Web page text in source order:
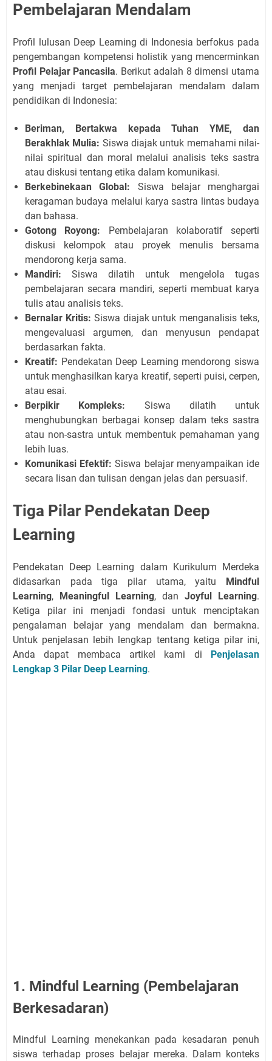
Pembelajaran Mendalam
Profil lulusan Deep Learning di Indonesia berfokus pada
pengembangan kompetensi holistik yang mencerminkan
Profil Pelajar Pancasila. Berikut adalah 8 dimensi utama
yang menjadi target pembelajaran mendalam dalam
pendidikan di Indonesia:
Beriman, Bertakwa kepada Tuhan YME, dan
Berakhlak Mulia: Siswa diajak untuk memahami nilai-
nilai spiritual dan moral melalui analisis teks sastra
atau diskusi tentang etika dalam komunikasi.
Berkebinekaan Global: Siswa belajar menghargai
keragaman budaya melalui karya sastra lintas budaya
dan bahasa.
Gotong Royong: Pembelajaran kolaboratif seperti
diskusi kelompok atau proyek menulis bersama
mendorong kerja sama.
Mandiri: Siswa dilatih untuk mengelola tugas
pembelajaran secara mandiri, seperti membuat karya
tulis atau analisis teks.
Bernalar Kritis: Siswa diajak untuk menganalisis teks,
mengevaluasi argumen, dan menyusun pendapat
berdasarkan fakta.
Kreatif: Pendekatan Deep Learning mendorong siswa
untuk menghasilkan karya kreatif, seperti puisi, cerpen,
atau esai.
Berpikir Kompleks: Siswa dilatih untuk
menghubungkan berbagai konsep dalam teks sastra
atau non-sastra untuk membentuk pemahaman yang
lebih luas.
Komunikasi Efektif: Siswa belajar menyampaikan ide
secara lisan dan tulisan dengan jelas dan persuasif.
Tiga Pilar Pendekatan Deep
Learning
Pendekatan Deep Learning dalam Kurikulum Merdeka
didasarkan pada tiga pilar utama, yaitu
Mindful
Learning, Meaningful Learning, dan Joyful Learning.
Ketiga pilar ini menjadi fondasi untuk menciptakan
pengalaman belajar yang mendalam dan bermakna.
Untuk penjelasan lebih lengkap tentang ketiga pilar ini,
Anda dapat membaca artikel kami di
Penjelasan
Lengkap 3 Pilar Deep Learning.
1. Mindful Learning (Pembelajaran
Berkesadaran)
Mindful Learning menekankan pada kesadaran penuh
siswa terhadap proses belajar mereka. Dalam konteks